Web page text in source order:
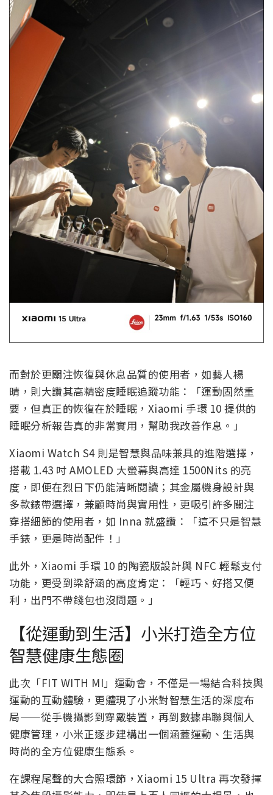
而對於更關注恢復與休息品質的使用者，如藝人楊
晴，則大讚其高精密度睡眠追蹤功能：「運動固然重
要，但真正的恢復在於睡眠，Xiaomi 手環 10 提供的
睡眠分析報告真的非常實用，幫助我改善作息。」
Xiaomi Watch S4 則是智慧與品味兼具的進階選擇，
搭載 1.43 吋 AMOLED 大螢幕與高達 1500Nits 的亮
度，即便在烈日下仍能清晰閱讀；其金屬機身設計與
多款錶帶選擇，兼顧時尚與實用性，更吸引許多關注
穿搭細節的使用者，如 Inna 就盛讚：「這不只是智慧
手錶，更是時尚配件！」
此外，Xiaomi 手環 10 的陶瓷版設計與 NFC 輕鬆支付
功能，更受到梁舒涵的高度肯定：「輕巧、好搭又便
利，出門不帶錢包也沒問題。」
【從運動到生活】小米打造全方位
智慧健康生態圈
此次「FIT WITH MI」運動會，不僅是一場結合科技與
運動的互動體驗，更體現了小米對智慧生活的深度布
局——從手機攝影到穿戴裝置，再到數據串聯與個人
健康管理，小米正逐步建構出一個涵蓋運動、生活與
時尚的全方位健康生態系。
在課程尾聲的大合照環節，Xiaomi 15 Ultra 再次發揮